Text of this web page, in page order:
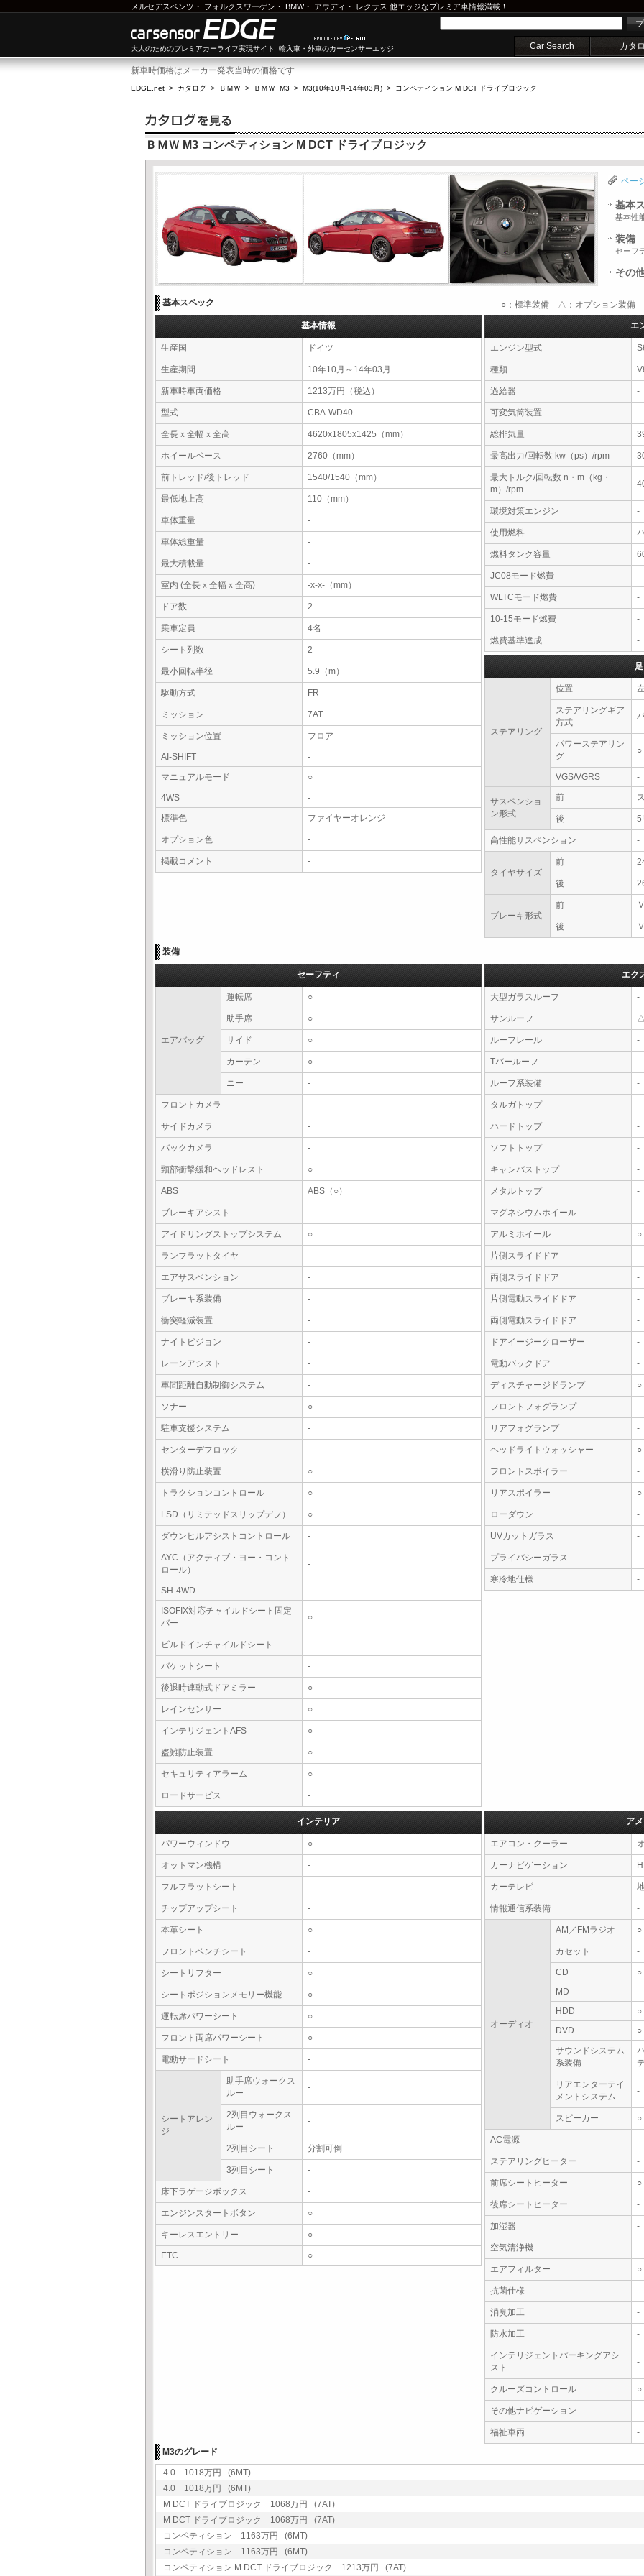
メルセデスベンツ ・ フォルクスワーゲン ・ BMW・ アウディ ・ レクサス 他エッジなプレミア車情報満載！
大人のためのプレミアカーライフ実現サイト 輸入車・外車のカーセンサーエッジ Car Search カタ
新車時価格はメーカー発表当時の価格です
EDGE.net > カタログ > ＢＭＷ > ＢＭＷ M3 > M3(10年10月-14年03月) > コンペティション M DCT ドライブロジック
ＢＭＷ M3 コンペティション M DCT ドライブロジック
ペー
基本
基本性
装備
セーフ
その
基本スペック ○：標準装備 △：オプション装備 -
基本情報
生産国 ドイツ
生産期間 10年10月～14年03月
新車時車両価格 1213万円（税込）
型式 CBA-WD40
全長ｘ全幅ｘ全高 4620x1805x1425（mm）
ホイールベース 2760（mm）
前トレッド/後トレッド 1540/1540（mm）
最低地上高 110（mm）
車体重量 -
車体総重量 -
最大積載量 -
室内 (全長ｘ全幅ｘ全高) -x-x-（mm）
ドア数 2
乗車定員 4名
シート列数 2
最小回転半径 5.9（m）
駆動方式 FR
ミッション 7AT
ミッション位置 フロア
AI-SHIFT
-
マニュアルモード
○
4WS
-
標準色
ファイヤーオレンジ
オプション色 -
掲載コメント -
エ
エンジン型式
種類
過給器 -
可変気筒装置 -
総排気量
最高出力/回転数 kw（ps）/rpm
最大トルク/回転数 n・m（kg・
m）/rpm
環境対策エンジン -
使用燃料
燃料タンク容量
JC08モード燃費 -
WLTCモード燃費 -
10-15モード燃費 -
燃費基準達成 -
ステアリング
位置
ステアリングギア
方式
パワーステアリン
グ
○
VGS/VGRS -
サスペンショ
ン形式
前
後 5
高性能サスペンション -
タイヤサイズ
前
後
ブレーキ形式
前
後
装備
セーフティ
エアバッグ
運転席 ○
助手席 ○
サイド ○
カーテン ○
ニー -
フロントカメラ -
サイドカメラ -
バックカメラ -
頸部衝撃緩和ヘッドレスト ○
ABS ABS（○）
ブレーキアシスト -
アイドリングストップシステム ○
ランフラットタイヤ -
エアサスペンション -
ブレーキ系装備 -
衝突軽減装置 -
ナイトビジョン -
レーンアシスト -
車間距離自動制御システム -
ソナー ○
駐車支援システム -
センターデフロック -
横滑り防止装置 ○
トラクションコントロール ○
LSD（リミテッドスリップデフ） ○
ダウンヒルアシストコントロール -
AYC（アクティブ・ヨー・コント
ロール）
-
SH-4WD
-
ISOFIX対応チャイルドシート固定
バー
○
ビルドインチャイルドシート -
バケットシート -
後退時連動式ドアミラー ○
レインセンサー ○
インテリジェントAFS ○
盗難防止装置 ○
セキュリティアラーム ○
ロードサービス -
エク
大型ガラスルーフ -
サンルーフ △
ルーフレール -
Tバールーフ -
ルーフ系装備 -
タルガトップ -
ハードトップ -
ソフトトップ -
キャンバストップ -
メタルトップ -
マグネシウムホイール -
アルミホイール ○
片側スライドドア -
両側スライドドア -
片側電動スライドドア -
両側電動スライドドア -
ドアイージークローザー -
電動バックドア -
ディスチャージドランプ ○
フロントフォグランプ -
リアフォグランプ -
ヘッドライトウォッシャー ○
フロントスポイラー -
リアスポイラー ○
ローダウン -
UVカットガラス -
プライバシーガラス -
寒冷地仕様 -
インテリア
パワーウィンドウ ○
オットマン機構 -
フルフラットシート -
チップアップシート -
本革シート ○
フロントベンチシート -
シートリフター ○
シートポジションメモリー機能 ○
運転席パワーシート ○
フロント両席パワーシート ○
電動サードシート -
シートアレン
ジ
助手席ウォークス
ルー
-
2列目ウォークス
ルー
-
2列目シート 分割可倒
3列目シート -
床下ラゲージボックス -
エンジンスタートボタン ○
キーレスエントリー ○
ETC ○
ア
エアコン・クーラー
カーナビゲーション
カーテレビ
情報通信系装備 -
オーディオ
AM／FMラジオ ○
カセット -
CD
○
MD
-
HDD
○
DVD
○
サウンドシステム
系装備
リアエンターテイ
メントシステム
-
スピーカー ○
AC電源 -
ステアリングヒーター -
前席シートヒーター ○
後席シートヒーター -
加湿器 -
空気清浄機 -
エアフィルター ○
抗菌仕様 -
消臭加工 -
防水加工 -
インテリジェントパーキングアシ
スト
-
クルーズコントロール ○
その他ナビゲーション -
福祉車両
-
M3のグレード
4.0 1018万円 (6MT)
4.0 1018万円 (6MT)
M DCT ドライブロジック 1068万円 (7AT)
M DCT ドライブロジック 1068万円 (7AT)
コンペティション 1163万円 (6MT)
コンペティション 1163万円 (6MT)
コンペティション M DCT ドライブロジック 1213万円 (7AT)